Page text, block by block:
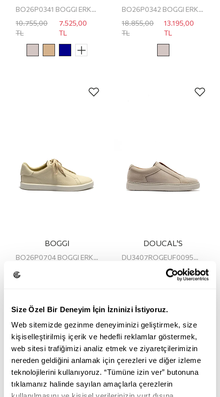
Size Özel Bir Deneyim İçin İzninizi İstiyoruz.
Web sitemizde gezinme deneyiminizi geliştirmek, size
kişiselleştirilmiş içerik ve hedefli reklamlar göstermek,
web sitesi trafiğimizi analiz etmek ve ziyaretçilerimizin
nereden geldiğini anlamak için çerezleri ve diğer izleme
teknolojilerini kullanıyoruz. “Tümüne izin ver” butonuna
tıklamanız halinde sayılan amaçlarla çerezlerin
BO26P0341 BOGGI ERKEK SNEAKER
10.755,00
TL
7.525,00
TL
BO26P0342 BOGGI ERKEK SNEAKER
18.855,00
TL
13.195,00
TL
BOGGI
BO26P0704 BOGGI ERKEK SNEAKER
18.855,00
TL
DOUCAL'S
DU3407ROGEUF0095W15 DOUCAL'S ERKEK SNEAKER
13.495,00